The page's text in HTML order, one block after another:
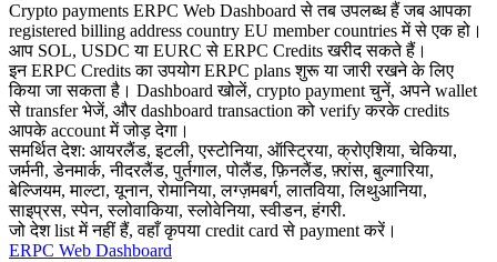
Crypto payments ERPC Web Dashboard से तब उपलब्ध हैं जब आपका
registered billing address country EU member countries में से एक हो।
आप SOL, USDC या EURC से ERPC Credits खरीद सकते हैं।
इन ERPC Credits का उपयोग ERPC plans शुरू या जारी रखने के लिए
किया जा सकता है। Dashboard खोलें, crypto payment चुनें, अपने wallet
से transfer भेजें, और dashboard transaction को verify करके credits
आपके account में जोड़ देगा।
समर्थित देश: आयरलैंड, इटली, एस्टोनिया, ऑस्ट्रिया, क्रोएशिया, चेकिया,
जर्मनी, डेनमार्क, नीदरलैंड, पुर्तगाल, पोलैंड, फ़िनलैंड, फ़्रांस, बुल्गारिया,
बेल्जियम, माल्टा, यूनान, रोमानिया, लग्ज़मबर्ग, लातविया, लिथुआनिया,
साइप्रस, स्पेन, स्लोवाकिया, स्लोवेनिया, स्वीडन, हंगरी.
जो देश list में नहीं हैं, वहाँ कृपया credit card से payment करें।
ERPC Web Dashboard